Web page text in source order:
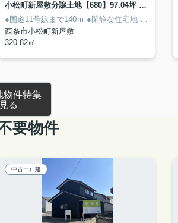
小松町新屋敷分譲土地【680】97.04坪 6号地
●国道11号線まで140ｍ ●閑静な住宅地
西条市小松町新屋敷
320.82㎡
物件特集
る
要物件
中古一戸建